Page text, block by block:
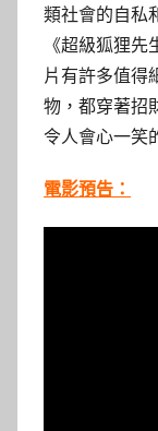
類社會的自私
《超級狐狸
片有許多值得
物，都穿著招
令人會心一笑
電影預告：